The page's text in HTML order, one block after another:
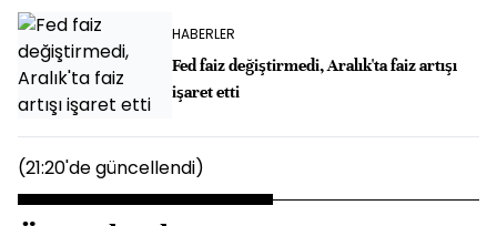
HABERLER
Fed faiz değiştirmedi, Aralık'ta faiz artışı
işaret etti
(21:20'de güncellendi)